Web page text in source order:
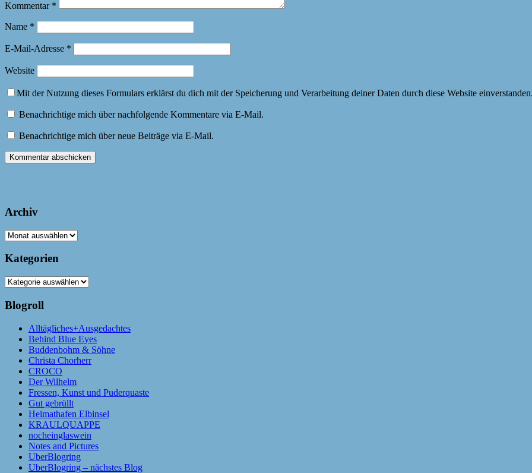
Kommentar *
Name *
E-Mail-Adresse *
Website
Mit der Nutzung dieses Formulars erklärst du dich mit der Speicherung und Verarbeitung deiner Daten durch diese Website
Benachrichtige mich über nachfolgende Kommentare via E-Mail.
Benachrichtige mich über neue Beiträge via E-Mail.
Archiv
Archiv
Kategorien
Kategorien
Blogroll
Alltägliches+Ausgedachtes
Behind Blue Eyes
Buddenbohm & Söhne
Christa Chorherr
CROCO
Der Wilhelm
Fressen, Kunst und Puderquaste
Gut gebrüllt
Heimathafen Elbinsel
KRAULQUAPPE
nocheinglaswein
Notes and Pictures
UberBlogring
UberBlogring – nächstes Blog